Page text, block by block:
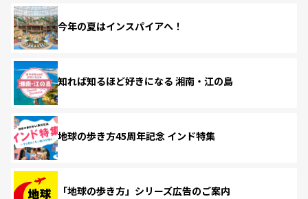
今年の夏はインスパイアへ！
知れば知るほど好きになる 湘南・江の島
地球の歩き方45周年記念 インド特集
「地球の歩き方」シリーズ広告のご案内